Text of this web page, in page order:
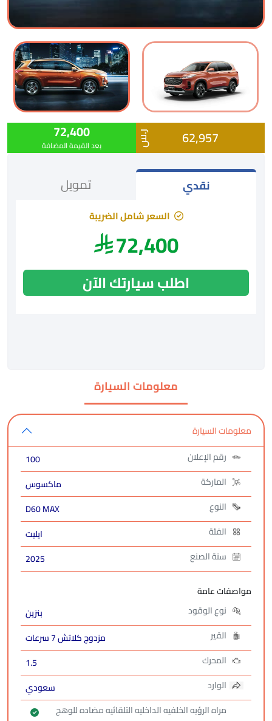
62,957 ر.س 72,400
بعد القيمة المضافة
نقدي تمويل
السعر شامل الضريبة
72,400
اطلب سيارتك الآن
معلومات السيارة
معلومات السيارة
رقم الإعلان
100
الماركة
ماكسوس
النوع
D60 MAX
الفئة
ايليت
سنة الصنع
2025
مواصفات عامة
نوع الوقود
بنزين
القير
مزدوج كلاتش 7 سرعات
المحرك
1.5
الوارد
سعودي
مراه الرؤيه الخلفيه الداخليه التلقائيه مضاده للوهج